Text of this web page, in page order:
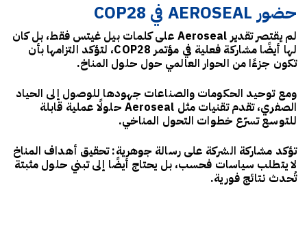
حضور AEROSEAL في COP28
لم يقتصر تقدير Aeroseal على كلمات بيل غيتس فقط، بل كان
لها أيضًا مشاركة فعلية في مؤتمر COP28
، لتؤكد التزامها بأن
تكون جزءًا من الحوار العالمي حول حلول المناخ.
ومع توحيد الحكومات والصناعات جهودها للوصول إلى الحياد
الصفري، تقدم تقنيات مثل Aeroseal
حلولًا عملية قابلة
للتوسعتسرّع خطوات التحول المناخي.
تؤكد مشاركة الشركة على رسالة جوهرية:تحقيق أهداف المناخ
لا يتطلب سياسات فحسب، بل يحتاج أيضًا إلى تبني حلول مثبتة
تُحدث نتائج فورية.